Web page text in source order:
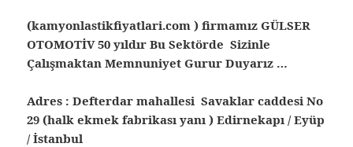
(kamyonlastikfiyatlari.com ) firmamız GÜLSER
OTOMOTİV 50 yıldır Bu Sektörde Sizinle
Çalışmaktan Memnuniyet Gurur Duyarız …
Adres : Defterdar mahallesi Savaklar caddesi No
29 (halk ekmek fabrikası yanı ) Edirnekapı / Eyüp
/ İstanbul